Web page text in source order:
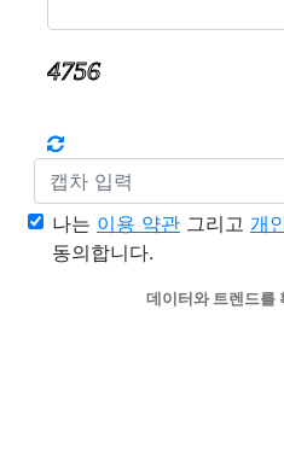
나는 이용 약관 그리고 개
동의합니다.
데이터와 트렌드를